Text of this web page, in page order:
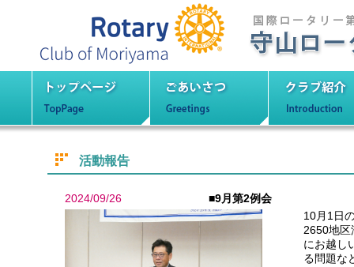
守山ロータリーク
活動報告
2024/09/26
■9月第2例会
10月1日
2650地区
にお越し
る問題な